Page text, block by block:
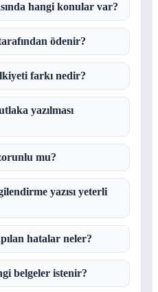
hangi konular var?
ödenir?
farkı nedir?
yazılması
mu?
yazısı yeterli
hatalar neler?
belgeler istenir?